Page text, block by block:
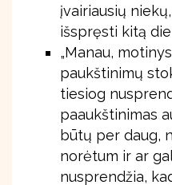
įvairiausių
išspręsti kitą
„Manau,
paukštinimų
tiesiog
paaukštinimas
būtų per daug,
norėtum ir ar
nusprendžia,